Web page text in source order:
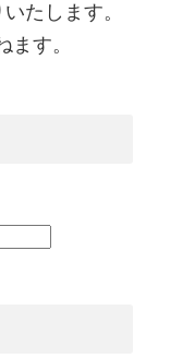
たします。
す。